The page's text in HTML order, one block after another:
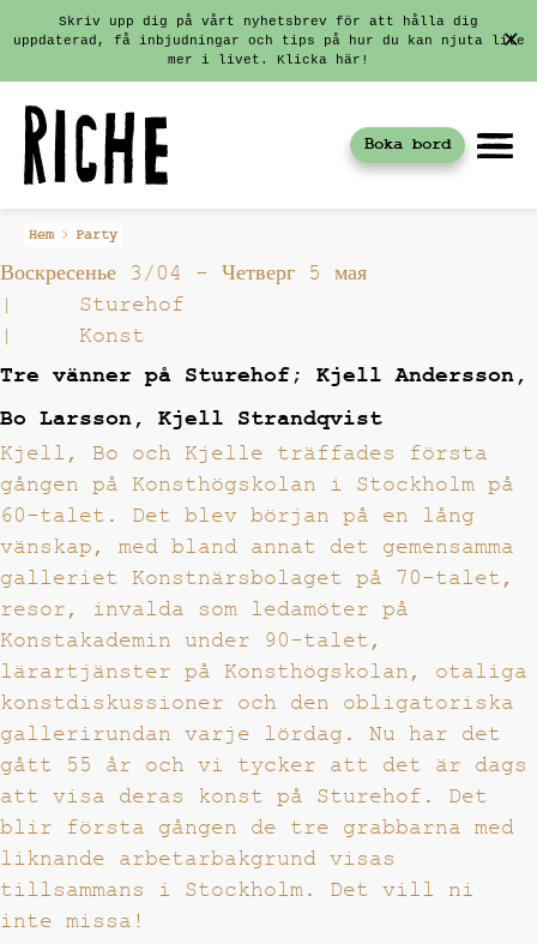
Fortsätt
innehållet
Skriv upp dig på vårt nyhetsbrev för att hålla dig
uppdaterad, få inbjudningar och tips på hur du kan njuta lite
mer i livet. Klicka här!
Boka bord
Hem Party
Воскресенье 3/04 - Четверг 5 мая
|
Sturehof
|
Konst
Tre vänner på Sturehof; Kjell Andersson,
Bo Larsson, Kjell Strandqvist
Kjell, Bo och Kjelle träffades första
gången på Konsthögskolan i Stockholm på
60-talet. Det blev början på en lång
vänskap, med bland annat det gemensamma
galleriet Konstnärsbolaget på 70-talet,
resor, invalda som ledamöter på
Konstakademin under 90-talet,
lärartjänster på Konsthögskolan, otaliga
konstdiskussioner och den obligatoriska
gallerirundan varje lördag. Nu har det
gått 55 år och vi tycker att det är dags
att visa deras konst på Sturehof. Det
blir första gången de tre grabbarna med
liknande arbetarbakgrund visas
tillsammans i Stockholm. Det vill ni
inte missa!